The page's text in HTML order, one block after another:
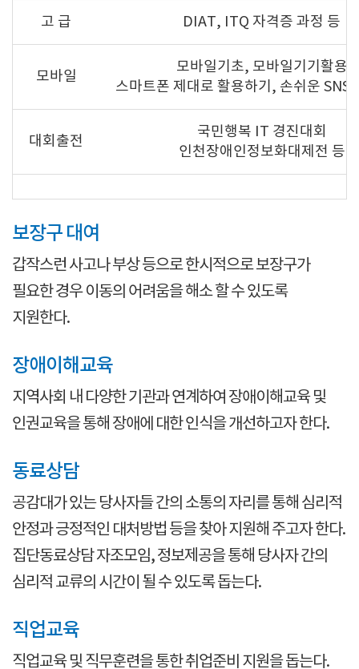
고 급 DIAT, ITQ 자격증 과정 등
모바일
모바일기초, 모바일기기활용
스마트폰 제대로 활용하기, 손쉬운 SNS
대회출전
국민행복 IT 경진대회
인천장애인정보화대제전 등
보장구 대여
갑작스런 사고나 부상 등으로 한시적으로 보장구가
필요한 경우 이동의 어려움을 해소 할 수 있도록
지원한다.
장애이해교육
지역사회 내 다양한 기관과 연계하여 장애이해교육 및
인권교육을 통해 장애에 대한 인식을 개선하고자 한다.
동료상담
공감대가 있는 당사자들 간의 소통의 자리를 통해 심리적
안정과 긍정적인 대처방법 등을 찾아 지원해 주고자 한다.
집단동료상담 자조모임, 정보제공을 통해 당사자 간의
심리적 교류의 시간이 될 수 있도록 돕는다.
직업교육
직업교육 및 직무훈련을 통한 취업준비 지원을 돕는다.